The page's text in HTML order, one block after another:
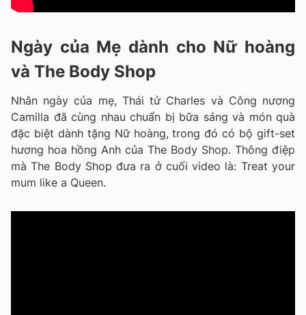
Ngày của Mẹ dành cho Nữ hoàng
và The Body Shop
Nhân ngày của mẹ, Thái tử Charles và Công nương
Camilla đã cùng nhau chuẩn bị bữa sáng và món quà
đặc biệt dành tặng Nữ hoàng, trong đó có bộ gift-set
hương hoa hồng Anh của The Body Shop. Thông điệp
mà The Body Shop đưa ra ở cuối video là: Treat your
mum like a Queen.